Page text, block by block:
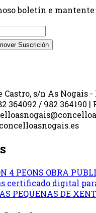
boletín e
Castro, s/n As Nogais
364092 / 982 364190 |
4 PEONS OBRA
certificado digital
PEQUENAS DE